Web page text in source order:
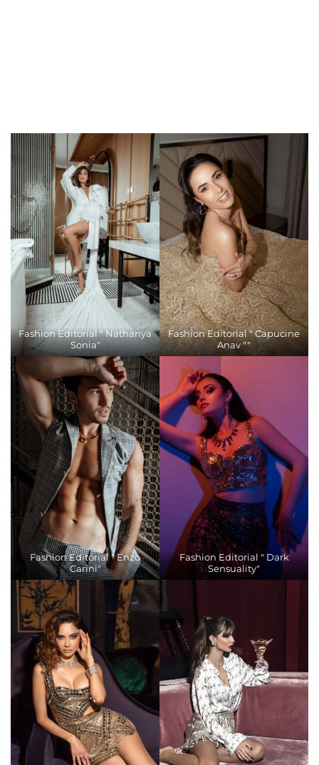
Fashion Editorial " Nathanya
Sonia"
Fashion Editorial " Capucine
Anav ""
Fashion Editorial " Enzo
Carini"
Fashion Editorial " Dark
Sensuality"